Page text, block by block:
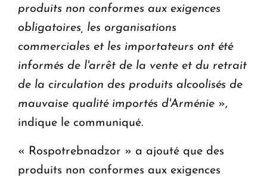
produits non conformes aux exigences
obligatoires, les organisations
commerciales et les importateurs ont été
informés de l'arrêt de la vente et du retrait
de la circulation des produits alcoolisés de
mauvaise qualité importés d'Arménie »,
indique le communiqué.
« Rospotrebnadzor » a ajouté que des
produits non conformes aux exigences